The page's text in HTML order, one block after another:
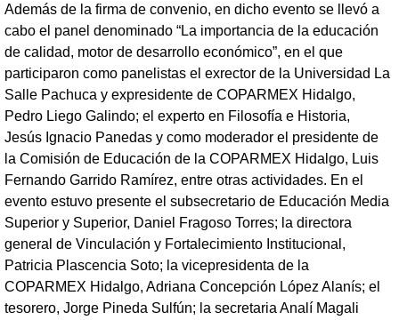
Además de la firma de convenio, en dicho evento se llevó a
cabo el panel denominado “La importancia de la educación
de calidad, motor de desarrollo económico”, en el que
participaron como panelistas el exrector de la Universidad La
Salle Pachuca y expresidente de COPARMEX Hidalgo,
Pedro Liego Galindo; el experto en Filosofía e Historia,
Jesús Ignacio Panedas y como moderador el presidente de
la Comisión de Educación de la COPARMEX Hidalgo, Luis
Fernando Garrido Ramírez, entre otras actividades. En el
evento estuvo presente el subsecretario de Educación Media
Superior y Superior, Daniel Fragoso Torres; la directora
general de Vinculación y Fortalecimiento Institucional,
Patricia Plascencia Soto; la vicepresidenta de la
COPARMEX Hidalgo, Adriana Concepción López Alanís; el
tesorero, Jorge Pineda Sulfún; la secretaria Analí Magali